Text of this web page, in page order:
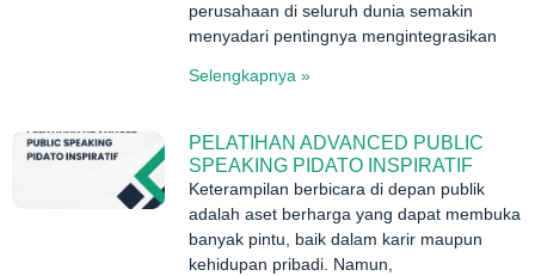
perusahaan di seluruh dunia semakin
menyadari pentingnya mengintegrasikan
Selengkapnya »
PELATIHAN ADVANCED PUBLIC
SPEAKING PIDATO INSPIRATIF
Keterampilan berbicara di depan publik
adalah aset berharga yang dapat membuka
banyak pintu, baik dalam karir maupun
kehidupan pribadi. Namun,